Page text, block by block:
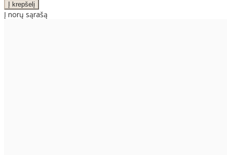
Į norų sąrašą